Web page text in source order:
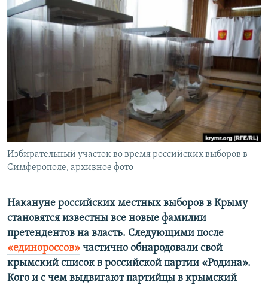
ТЕЛЕПРОЕКТ КРЫМ.РЕАЛИИ
СОВЕТЫ ПРАВОЗАЩИТНИКОВ
ПРОПАВШИЕ БЕЗ ВЕСТИ
КРЫМ.НЕПОКОРЕННЫЙ
УКРАИНСКАЯ ПРОБЛЕМА КРЫМА
Українською
Qırımtatar
Все сайты RFE/RL
Избирательный участок во время российских выборов в
Симферополе, архивное фото
Накануне российских местных выборов в Крыму
становятся известны все новые фамилии
претендентов на власть. Следующими после
«единороссов» частично обнародовали свой
крымский список в российской партии «Родина».
Кого и с чем выдвигают партийцы в крымский